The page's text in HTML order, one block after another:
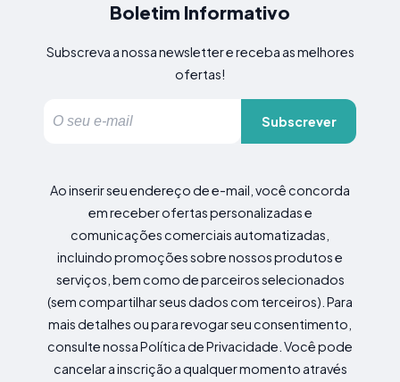
Boletim Informativo
Subscreva a nossa newsletter e receba as melhores
ofertas!
Subscrever
Ao inserir seu endereço de e-mail, você concorda
em receber ofertas personalizadas e
comunicações comerciais automatizadas,
incluindo promoções sobre nossos produtos e
serviços, bem como de parceiros selecionados
(sem compartilhar seus dados com terceiros). Para
mais detalhes ou para revogar seu consentimento,
consulte nossa Política de Privacidade. Você pode
cancelar a inscrição a qualquer momento através